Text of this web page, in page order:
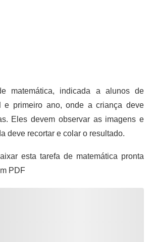
indicada a alunos de
e primeiro ano, onde a criança deve
Eles devem observar as imagens e
deve recortar e colar o resultado.
esta tarefa de matemática pronta
PDF